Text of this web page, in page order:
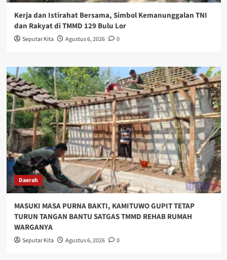
Kerja dan Istirahat Bersama, Simbol Kemanunggalan TNI
dan Rakyat di TMMD 129 Bulu Lor
Seputar Kita Agustus 6, 2026 0
Daerah
MASUKI MASA PURNA BAKTI, KAMITUWO GUPIT TETAP
TURUN TANGAN BANTU SATGAS TMMD REHAB RUMAH
WARGANYA
Seputar Kita Agustus 6, 2026 0